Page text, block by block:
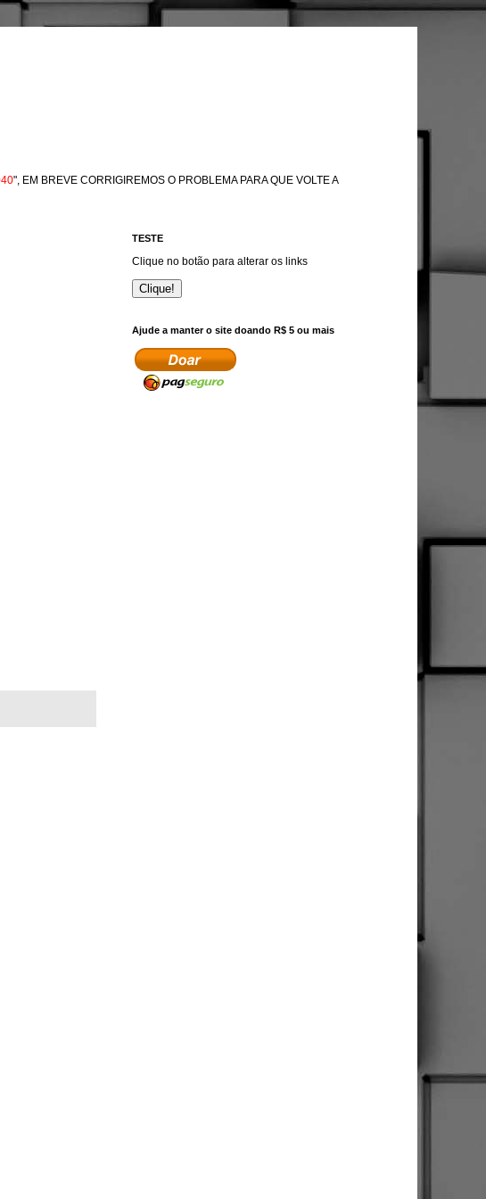
", EM BREVE CORRIGIREMOS O PROBLEMA PARA QUE VOLTE A
TESTE
Clique no botão para alterar os links
Clique!
Ajude a manter o site doando R$ 5 ou mais